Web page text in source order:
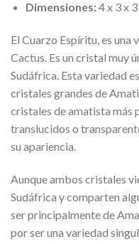
Dimensiones:4 x 3 x
El Cuarzo Espíritu, es
Cactus. Es un cristal muy
Sudáfrica. Esta variedad
cristales grandes de
cristales de amatista más
translucidos o
su apariencia.
Aunque ambos cristales
Sudáfrica y comparten
ser principalmente de
por ser una variedad